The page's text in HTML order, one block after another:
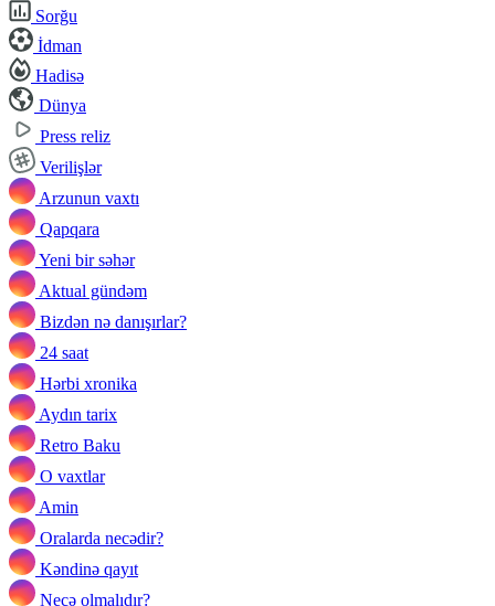
Sorğu
İdman
Hadisə
Dünya
Press reliz
Verilişlər
Arzunun vaxtı
Qapqara
Yeni bir səhər
Aktual gündəm
Bizdən nə danışırlar?
24 saat
Hərbi xronika
Aydın tarix
Retro Baku
O vaxtlar
Amin
Oralarda necədir?
Kəndinə qayıt
Necə olmalıdır?